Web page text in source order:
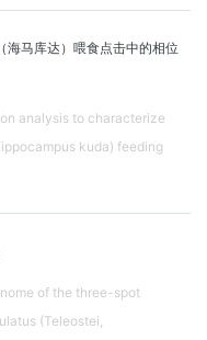
海马库达）喂食点击中的相位
analysis to characterize
kuda) feeding
of the three-spot
(Teleostei,